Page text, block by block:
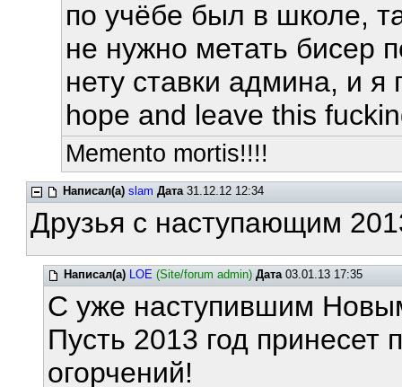
по учёбе был в школе,
не нужно метать бисер
нету ставки админа, и
hope and leave this
Memento mortis!!!!
Написал(а) slam Дата31.12.12 12:34
Друзья с наступающим
Написал(а) LOE (Site/forum admin) Дата03.01.13 17:35
С уже наступившим
Пусть 2013 год
огорчений!